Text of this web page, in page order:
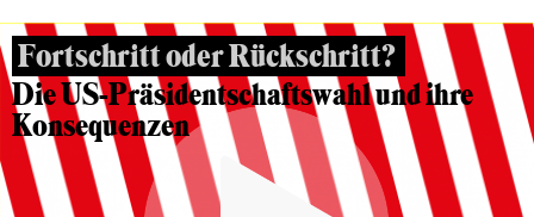
Fortschritt oder Rückschritt?
Die US-Präsidentschaftswahl und ihre
Konsequenzen